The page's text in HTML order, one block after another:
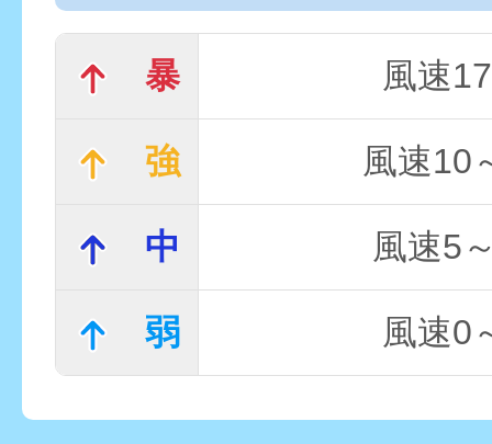
暴 風速
強 風速10
中 風速5
弱 風速0